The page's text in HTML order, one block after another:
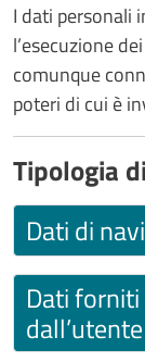
I dati personali
l’esecuzione
comunque
poteri di cui è
Tipologia
Dati di
Dati
dall’utente